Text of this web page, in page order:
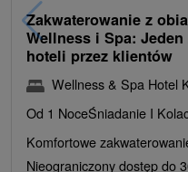
Zakwaterowanie z
Wellness i Spa:
hoteli przez klientów
Wellness & Spa Hotel
Od 1 NoceŚniadanie I
Komfortowe
Nieograniczony dostęp do